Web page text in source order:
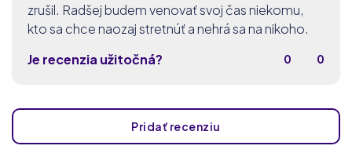
zrušil. Radšej budem venovať svoj čas niekomu,
kto sa chce naozaj stretnúť a nehrá sa na nikoho.
Je recenzia užitočná?
0 0
Pridať recenziu